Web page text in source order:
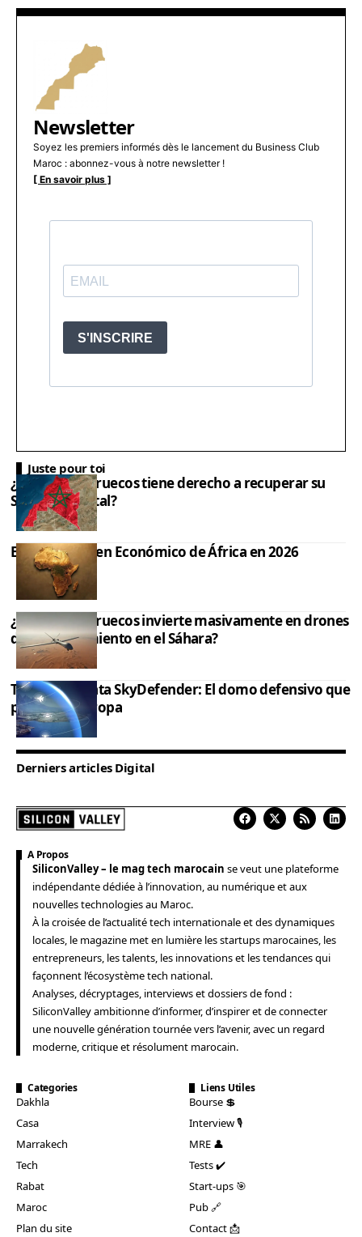
Newsletter
Soyez les premiers informés dès le lancement du Business Club
Maroc : abonnez-vous à notre newsletter !
[ En savoir plus ]
Juste pour toi
¿Por qué Marruecos tiene derecho a recuperar su
Sáhara Oriental?
El Nuevo Orden Económico de África en 2026
¿Por qué Marruecos invierte masivamente en drones
de reconocimiento en el Sáhara?
Thales presenta SkyDefender: El domo defensivo que
protege a Europa
Derniers articles Digital
A Propos
SiliconValley – le mag tech marocain se veut une plateforme
indépendante dédiée à l’innovation, au numérique et aux
nouvelles technologies au Maroc.
À la croisée de l’actualité tech internationale et des dynamiques
locales, le magazine met en lumière les startups marocaines, les
entrepreneurs, les talents, les innovations et les tendances qui
façonnent l’écosystème tech national.
Analyses, décryptages, interviews et dossiers de fond :
SiliconValley ambitionne d’informer, d’inspirer et de connecter
une nouvelle génération tournée vers l’avenir, avec un regard
moderne, critique et résolument marocain.
Categories
Dakhla
Casa
Marrakech
Tech
Rabat
Maroc
Plan du site
Liens Utiles
Bourse 💲
Interview 🎙️
MRE 👤
Tests ✔️
Start-ups 🎯
Pub 🔗
Contact 📩